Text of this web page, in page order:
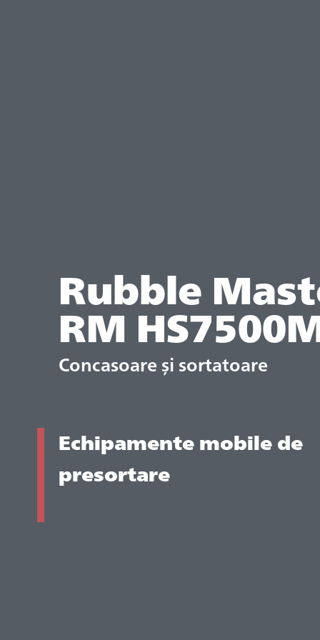
Rubble
RM
Concasoare și sortatoare
Echipamente mobile de
presortare